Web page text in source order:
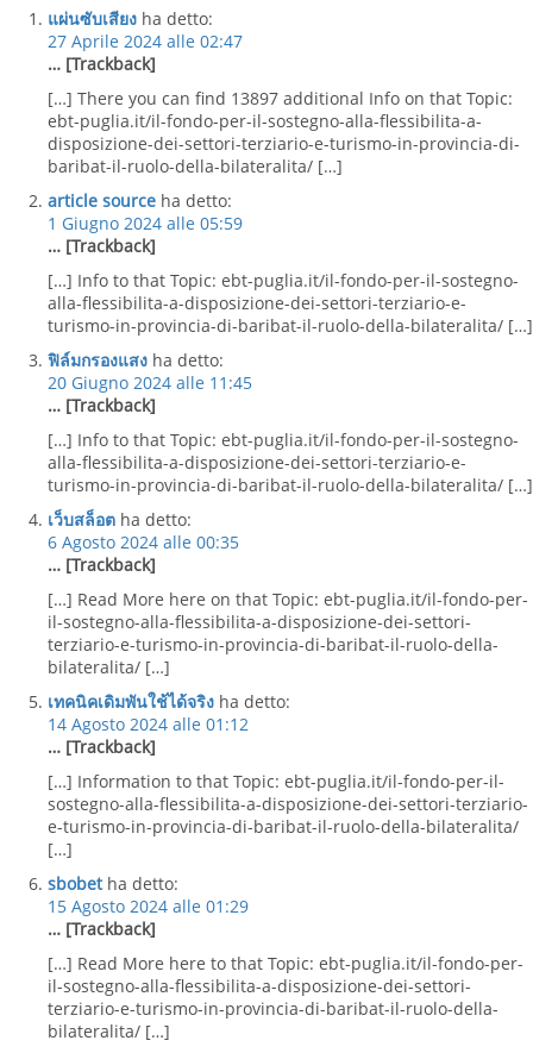
แผ่นซับเสียง ha detto:
27 Aprile 2024 alle 02:47
… [Trackback]
[…] There you can find 13897 additional Info on that Topic:
ebt-puglia.it/il-fondo-per-il-sostegno-alla-flessibilita-a-
disposizione-dei-settori-terziario-e-turismo-in-provincia-di-
baribat-il-ruolo-della-bilateralita/ […]
article source ha detto:
1 Giugno 2024 alle 05:59
… [Trackback]
[…] Info to that Topic: ebt-puglia.it/il-fondo-per-il-sostegno-
alla-flessibilita-a-disposizione-dei-settori-terziario-e-
turismo-in-provincia-di-baribat-il-ruolo-della-bilateralita/ […]
ฟิล์มกรองแสง ha detto:
20 Giugno 2024 alle 11:45
… [Trackback]
[…] Info to that Topic: ebt-puglia.it/il-fondo-per-il-sostegno-
alla-flessibilita-a-disposizione-dei-settori-terziario-e-
turismo-in-provincia-di-baribat-il-ruolo-della-bilateralita/ […]
เว็บสล็อต ha detto:
6 Agosto 2024 alle 00:35
… [Trackback]
[…] Read More here on that Topic: ebt-puglia.it/il-fondo-per-
il-sostegno-alla-flessibilita-a-disposizione-dei-settori-
terziario-e-turismo-in-provincia-di-baribat-il-ruolo-della-
bilateralita/ […]
เทคนิคเดิมพันใช้ได้จริง ha detto:
14 Agosto 2024 alle 01:12
… [Trackback]
[…] Information to that Topic: ebt-puglia.it/il-fondo-per-il-
sostegno-alla-flessibilita-a-disposizione-dei-settori-terziario-
e-turismo-in-provincia-di-baribat-il-ruolo-della-bilateralita/
[…]
sbobet ha detto:
15 Agosto 2024 alle 01:29
… [Trackback]
[…] Read More here to that Topic: ebt-puglia.it/il-fondo-per-
il-sostegno-alla-flessibilita-a-disposizione-dei-settori-
terziario-e-turismo-in-provincia-di-baribat-il-ruolo-della-
bilateralita/ […]